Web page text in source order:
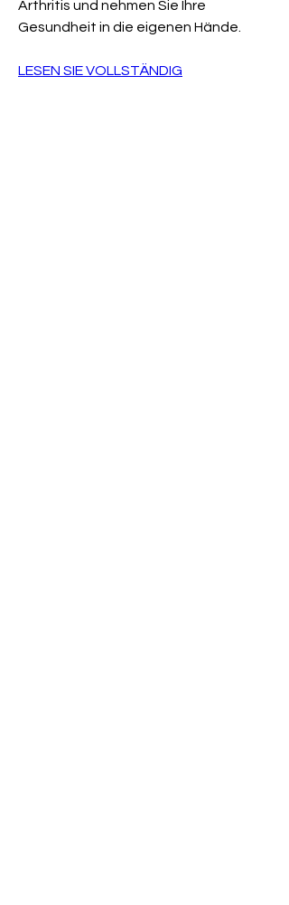
Arthritis und nehmen Sie Ihre
Gesundheit in die eigenen Hände.
LESEN SIE VOLLSTÄNDIG